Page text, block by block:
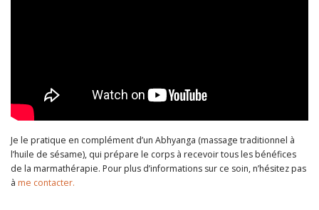
Je le pratique en complément d’un Abhyanga (massage traditionnel à
l’huile de sésame), qui prépare le corps à recevoir tous les bénéfices
de la marmathérapie. Pour plus d’informations sur ce soin, n’hésitez pas
à me contacter.